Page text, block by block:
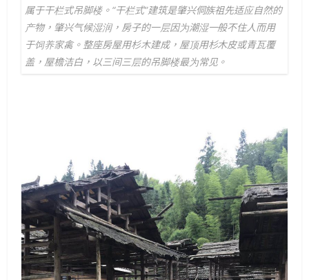
属于干栏式吊脚楼。“干栏式”建筑是肇兴侗族祖先适应自然的
产物，肇兴气候湿润，房子的一层因为潮湿一般不住人而用
于饲养家禽。整座房屋用杉木建成，屋顶用杉木皮或青瓦覆
盖，屋檐洁白，以三间三层的吊脚楼最为常见。